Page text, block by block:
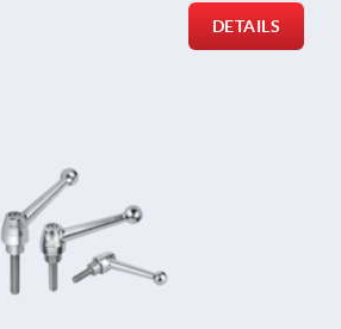
DETAILS